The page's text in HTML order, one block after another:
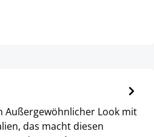
Außergewöhnlicher Look mit
das macht diesen